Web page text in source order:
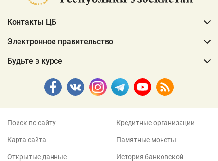
Контакты ЦБ
Электронное правительство
Будьте в курсе
Поиск по сайту
Карта сайта
Открытые данные
Кредитные организации
Памятные монеты
История банковской